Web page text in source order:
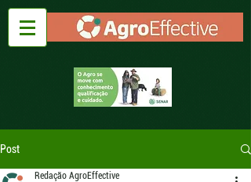
Post
Redação AgroEffective